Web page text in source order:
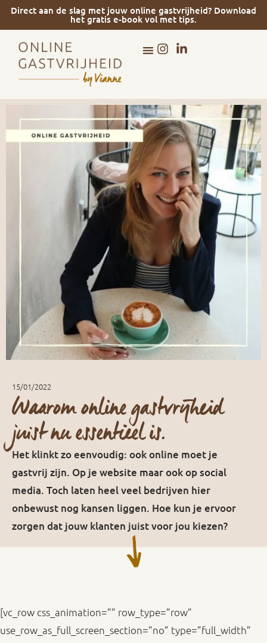
Direct aan de slag met jouw online gastvrijheid? Download
het gratis e-book vol met tips.
15/01/2022
Waarom online gastvrijheid
juist nu essentieel is.
Het klinkt zo eenvoudig: ook online moet je
gastvrij zijn. Op je website maar ook op social
media. Toch laten heel veel bedrijven hier
onbewust nog kansen liggen. Hoe kun je ervoor
zorgen dat jouw klanten juist voor jou kiezen?
[vc_row css_animation=”” row_type=”row”
use_row_as_full_screen_section=”no” type=”full_width”